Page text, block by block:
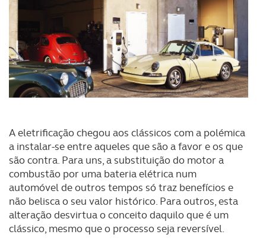
A eletrificação chegou aos clássicos com a polémica
a instalar-se entre aqueles que são a favor e os que
são contra. Para uns, a substituição do motor a
combustão por uma bateria elétrica num
automóvel de outros tempos só traz benefícios e
não belisca o seu valor histórico. Para outros, esta
alteração desvirtua o conceito daquilo que é um
clássico, mesmo que o processo seja reversível.